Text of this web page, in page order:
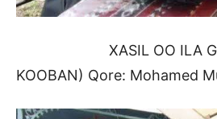
XASIL OO ILA
KOOBAN) Qore: Mohamed